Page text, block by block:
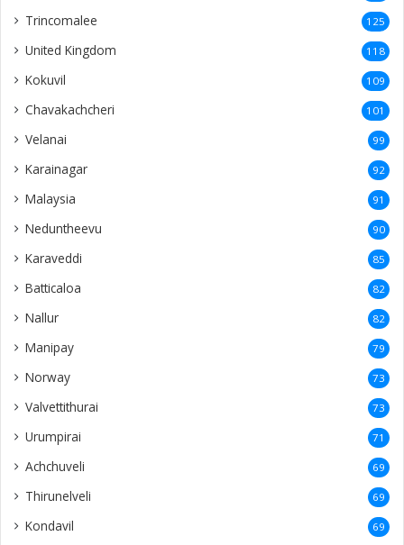
Trincomalee 125
United Kingdom 118
Kokuvil 109
Chavakachcheri 101
Velanai 99
Karainagar 92
Malaysia 91
Neduntheevu 90
Karaveddi 85
Batticaloa 82
Nallur 82
Manipay 79
Norway 73
Valvettithurai 73
Urumpirai 71
Achchuveli 69
Thirunelveli 69
Kondavil 69